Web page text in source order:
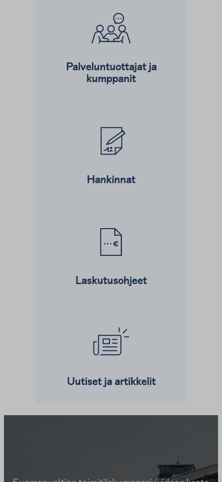
Palveluntuottajat ja
kumppanit
Hankinnat
Laskutusohjeet
Uutiset ja artikkelit